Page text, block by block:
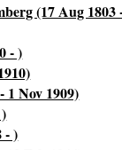
(17 Aug 1803
- )
1 Nov 1909)
- )